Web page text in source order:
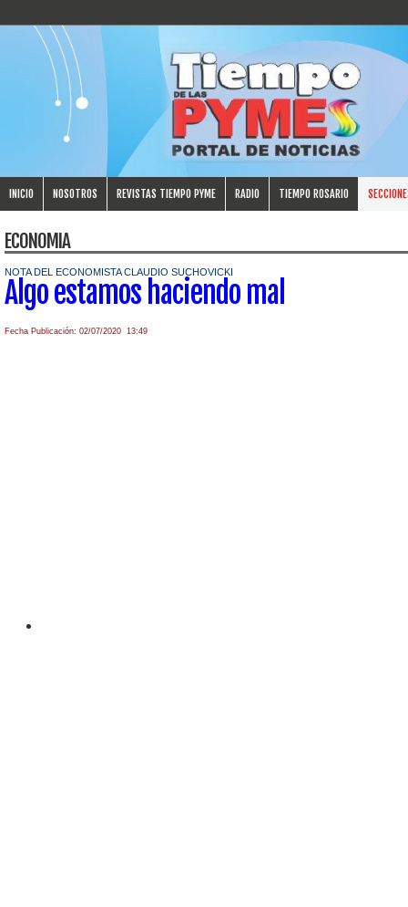
INICIO NOSOTROS REVISTAS TIEMPO PYME RADIO TIEMPO ROSARIO
ECONOMIA
NOTA DEL ECONOMISTA CLAUDIO SUCHOVICKI
Algo estamos haciendo mal
Fecha Publicación: 02/07/2020 13:49